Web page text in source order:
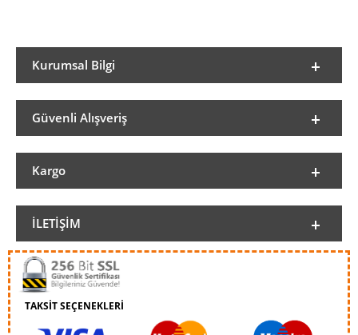
Kurumsal Bilgi
Güvenli Alışveriş
Kargo
İLETIŞIM
TAKSİT SEÇENEKLERİ